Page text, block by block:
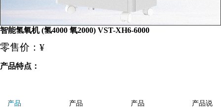
智能氢氧机 (氢4000 氧2000) VST-XH6-6000
零售价：¥
产品特点：
产品
产品
产品
产品说